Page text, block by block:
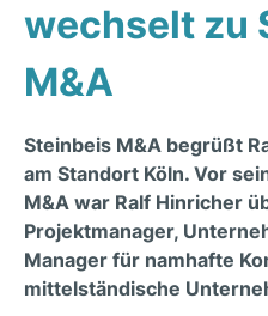
wechselt zu
M&A
Steinbeis M&A begrüßt
am Standort Köln. Vor
M&A war Ralf Hinricher
Projektmanager,
Manager für namhafte
mittelständische